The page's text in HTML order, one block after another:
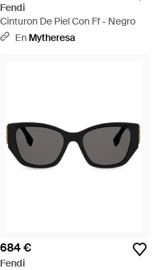
Fendi
Cinturon De Piel Con Ff - Negro
En Mytheresa
684 €
Fendi